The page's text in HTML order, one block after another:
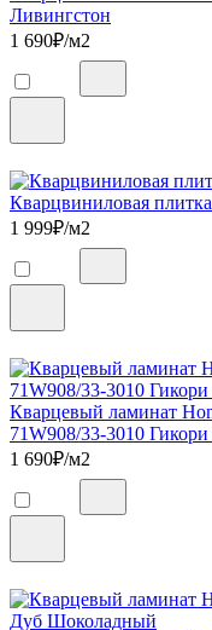
Ливингстон
1 690₽/м2
Кварцвиниловая
1 999₽/м2
Кварцевый ламинат
71W908/33-3010
1 690₽/м2